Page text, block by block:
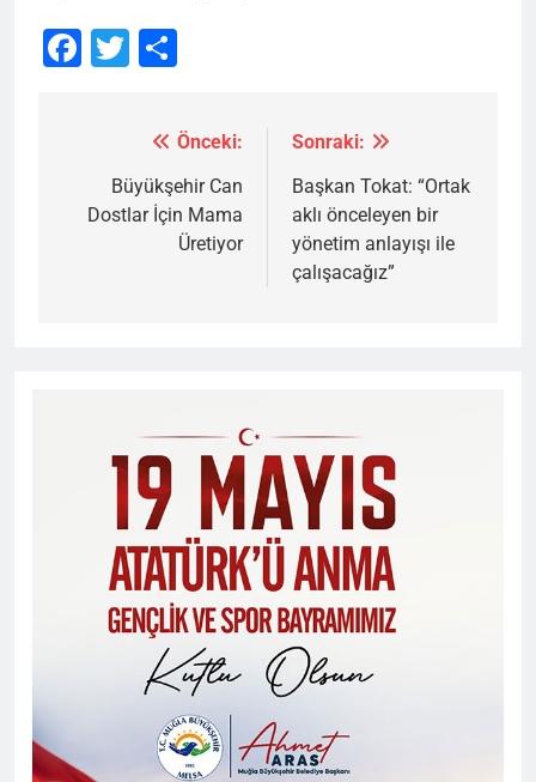
Facebook
Twitter
gezinmesi
Önceki:
Büyükşehir Can
Dostlar İçin Mama
Üretiyor
Sonraki:
Başkan Tokat: “Ortak
aklı önceleyen bir
yönetim anlayışı ile
çalışacağız”